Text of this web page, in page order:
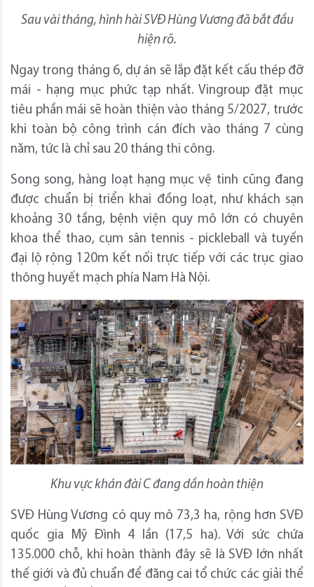
Sau vài tháng, hình hài SVĐ Hùng Vương đã bắt đầu
hiện rõ.
Ngay trong tháng 6, dự án sẽ lắp đặt kết cấu thép đỡ
mái - hạng mục phức tạp nhất. Vingroup đặt mục
tiêu phần mái sẽ hoàn thiện vào tháng 5/2027, trước
khi toàn bộ công trình cán đích vào tháng 7 cùng
năm, tức là chỉ sau 20 tháng thi công.
Song song, hàng loạt hạng mục vệ tinh cũng đang
được chuẩn bị triển khai đồng loạt, như khách sạn
khoảng 30 tầng, bệnh viện quy mô lớn có chuyên
khoa thể thao, cụm sân tennis - pickleball và tuyến
đại lộ rộng 120m kết nối trực tiếp với các trục giao
thông huyết mạch phía Nam Hà Nội.
Khu vực khán đài C đang dần hoàn thiện
SVĐ Hùng Vương có quy mô 73,3 ha, rộng hơn SVĐ
quốc gia Mỹ Đình 4 lần (17,5 ha). Với sức chứa
135.000 chỗ, khi hoàn thành đây sẽ là SVĐ lớn nhất
thế giới và đủ chuẩn để đăng cai tổ chức các giải thể